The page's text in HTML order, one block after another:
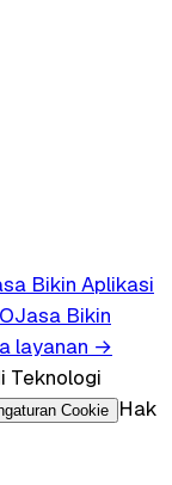
Bikin Aplikasi
Jasa Bikin
layanan →
Teknologi
Cookie
Hak